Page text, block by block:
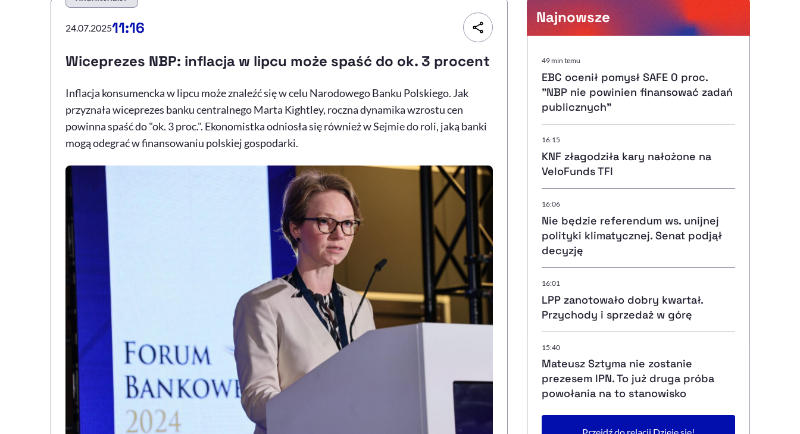
Resetuj opcje
Ułatwienia dostępności wspierają:
Deklaracja dostępności, otwiera się w nowym oknie
Zgłoś problem
, otwiera się w
24.07.202511:16
Wiceprezes NBP: inflacja w lipcu może spaść do ok. 3 procent
Inflacja konsumencka w lipcu może znaleźć się w celu Narodowego Banku Polskiego. Jak
przyznała wiceprezes banku centralnego Marta Kightley, roczna dynamika wzrostu cen
powinna spaść do "ok. 3 proc.". Ekonomistka odniosła się również w Sejmie do roli, jaką banki
mogą odegrać w finansowaniu polskiej gospodarki.
Najnowsze
49 min temu
EBC ocenił pomysł SAFE 0 proc.
"NBP nie powinien finansować zadań
publicznych"
16:15
KNF złagodziła kary nałożone na
VeloFunds TFI
16:06
Nie będzie referendum ws. unijnej
polityki klimatycznej. Senat podjął
decyzję
16:01
LPP zanotowało dobry kwartał.
Przychody i sprzedaż w górę
15:40
Mateusz Sztyma nie zostanie
prezesem IPN. To już druga próba
powołania na to stanowisko